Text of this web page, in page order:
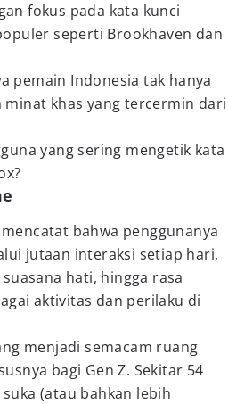
fokus pada kata kunci
seperti Brookhaven dan
pemain Indonesia tak hanya
khas yang tercermin dari
yang sering mengetik kata
bahwa penggunanya
jutaan interaksi setiap hari,
hati, hingga rasa
aktivitas dan perilaku di
menjadi semacam ruang
bagi Gen Z. Sekitar 54
(atau bahkan lebih